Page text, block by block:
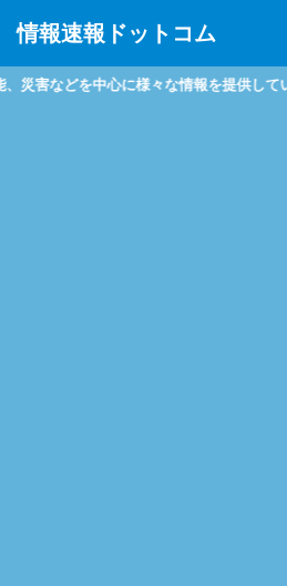
情報速報ドットコム
などを中心に様々な情報を提供している